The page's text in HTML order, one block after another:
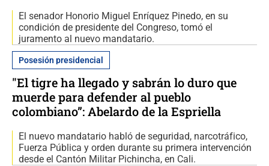
El senador Honorio Miguel Enríquez Pinedo, en su
condición de presidente del Congreso, tomó el
juramento al nuevo mandatario.
Posesión presidencial
"El tigre ha llegado y sabrán lo duro que
muerde para defender al pueblo
colombiano”: Abelardo de la Espriella
El nuevo mandatario habló de seguridad, narcotráfico,
Fuerza Pública y orden durante su primera intervención
desde el Cantón Militar Pichincha, en Cali.